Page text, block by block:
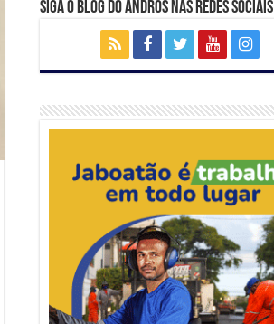
Siga o Blog do Andros nas Redes Sociais